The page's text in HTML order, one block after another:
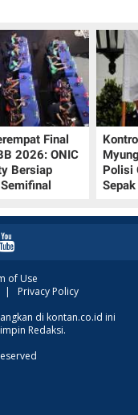
Final
2026: ONIC
Bersiap
Polisi
of Use
| Privacy Policy
di kontan.co.id ini
Redaksi.